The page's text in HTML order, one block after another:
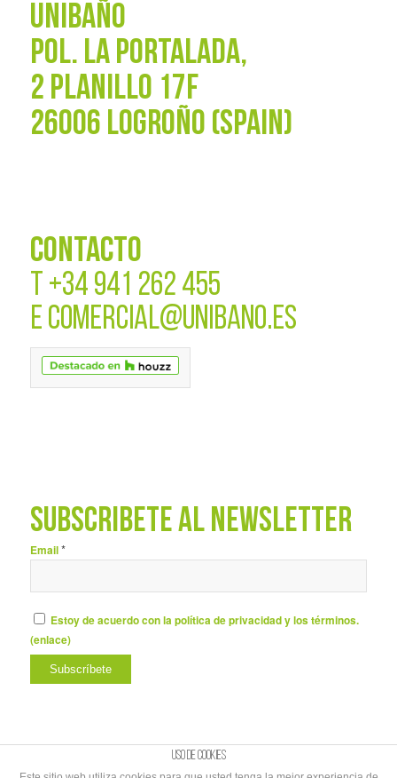
UNIBAÑO
POL. La Portalada,
2 PLANILLO 17F
26006 LOGROÑO (SPAIN)
CONTACTO
T +34 941 262 455
E COMERCIAL@UNIBANO.ES
SUBSCRÍBETE AL NEWSLETTER
Email*
Estoy de acuerdo con la política de privacidad y los términos.
(enlace)
Uso de cookies